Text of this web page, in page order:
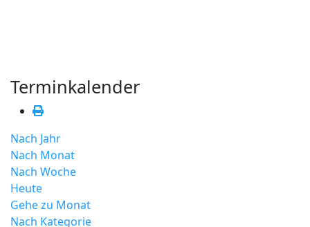
Terminkalender
Nach Jahr
Nach Monat
Nach Woche
Heute
Gehe zu Monat
Nach Kategorie